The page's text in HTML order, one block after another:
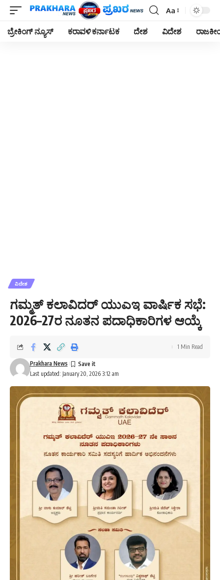
Font
Resizer
Aa
ಬ್ರೇಕಿಂಗ್ ನ್ಯೂಸ್ ಕರಾವಳಿ ಕರ್ನಾಟಕ ದೇಶ ವಿದೇಶ
ವಿದೇಶ
ಗಮ್ಮತ್ ಕಲಾವಿದರ್ ಯುಎಇ ವಾರ್ಷಿಕ ಸಭೆ:
2026–27ರ ನೂತನ ಪದಾಧಿಕಾರಿಗಳ ಆಯ್ಕೆ
Last updated: January 20, 2026 3:12 am
Prakhara News
1 Min Read